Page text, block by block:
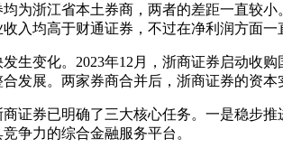
为浙江省本土券商，两者的差距一直较
入均高于财通证券，不过在净利润方面一
生变化。2023年12月，浙商证券启动收
发展。两家券商合并后，浙商证券的资
商证券已明确了三大核心任务。一是稳步
争力的综合金融服务平台。